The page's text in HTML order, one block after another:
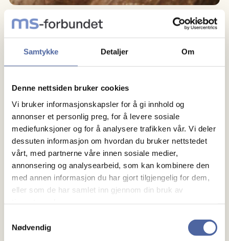
Samtykke Detaljer Om
Denne nettsiden bruker cookies
Vi bruker informasjonskapsler for å gi innhold og
annonser et personlig preg, for å levere sosiale
mediefunksjoner og for å analysere trafikken vår. Vi deler
dessuten informasjon om hvordan du bruker nettstedet
vårt, med partnerne våre innen sosiale medier,
annonsering og analysearbeid, som kan kombinere den
med annen informasjon du har gjort tilgjengelig for dem,
eller som de har samlet inn gjennom din bruk av
Nødvendig
Kaffetreff i Stokke
Vi inviterer til kaffetreff på Markussen Bakeri ved
Stokkesenteret i Stokke. Mandag 13.04.26 klokken 12.